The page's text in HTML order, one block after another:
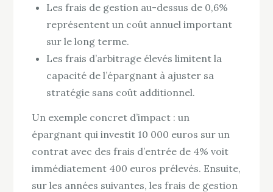
Les frais de gestion au-dessus de 0,6%
représentent un coût annuel important
sur le long terme.
Les frais d’arbitrage élevés limitent la
capacité de l’épargnant à ajuster sa
stratégie sans coût additionnel.
Un exemple concret d’impact : un
épargnant qui investit 10 000 euros sur un
contrat avec des frais d’entrée de 4% voit
immédiatement 400 euros prélevés. Ensuite,
sur les années suivantes, les frais de gestion